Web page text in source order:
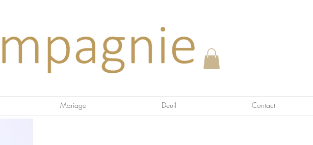
Mariage Deuil Contact